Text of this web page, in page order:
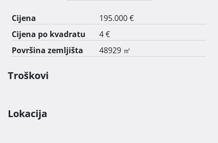
Cijena
195.000 €
Cijena po kvadratu
4 €
Površina zemljišta
48929 ㎡
Troškovi
Lokacija